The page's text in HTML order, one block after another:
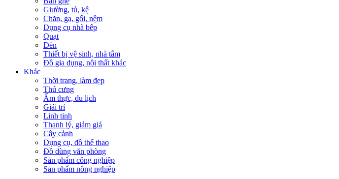
Giường, tủ, kệ
Chăn, ga, gối, nệm
Dụng cụ nhà bếp
Quạt
Đèn
Thiết bị vệ sinh, nhà tắm
Đồ gia dụng, nội thất khác
Khác
Thời trang, làm đẹp
Thú cưng
Ẩm thực, du lịch
Giải trí
Linh tinh
Thanh lý, giảm giá
Cây cảnh
Dụng cụ, đồ thể thao
Đồ dùng văn phòng
Sản phẩm công nghiệp
Sản phẩm nông nghiệp